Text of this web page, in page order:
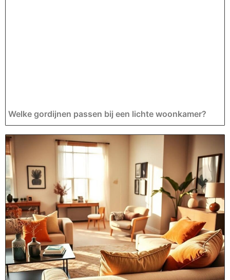
Welke gordijnen passen bij een lichte woonkamer?